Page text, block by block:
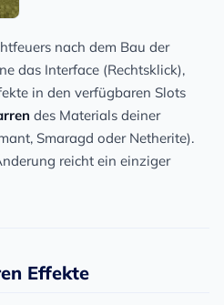
nach dem Bau der
das Interface (Rechtsklick),
in den verfügbaren Slots
des Materials deiner
Smaragd oder Netherite).
reicht ein einziger
Effekte